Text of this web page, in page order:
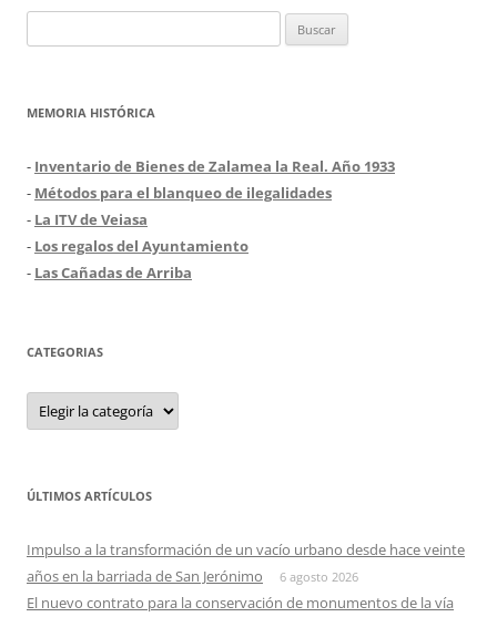
MEMORIA HISTÓRICA
- Inventario de Bienes de Zalamea la Real. Año 1933
- Métodos para el blanqueo de ilegalidades
- La ITV de Veiasa
- Los regalos del Ayuntamiento
- Las Cañadas de Arriba
CATEGORIAS
Categorias
ÚLTIMOS ARTÍCULOS
Impulso a la transformación de un vacío urbano desde hace veinte
años en la barriada de San Jerónimo
6 agosto 2026
El nuevo contrato para la conservación de monumentos de la vía